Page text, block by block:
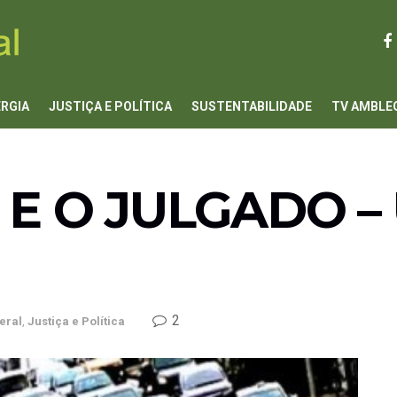
JUSTIÇA E POLÍTICA SUSTENTABILIDADE TV
O JULGADO
, Justiça e Política 2